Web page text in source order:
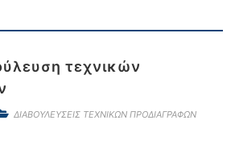
τεχνικών
ΔΙΑΒΟΥΛΕΥΣΕΙΣ ΤΕΧΝΙΚΩΝ ΠΡΟΔΙΑΓΡΑΦΩΝ